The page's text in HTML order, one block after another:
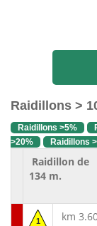
Raidillons >
Raidillons >5%
>20%
Raidillons
Raidillon de
134 m.
1 km